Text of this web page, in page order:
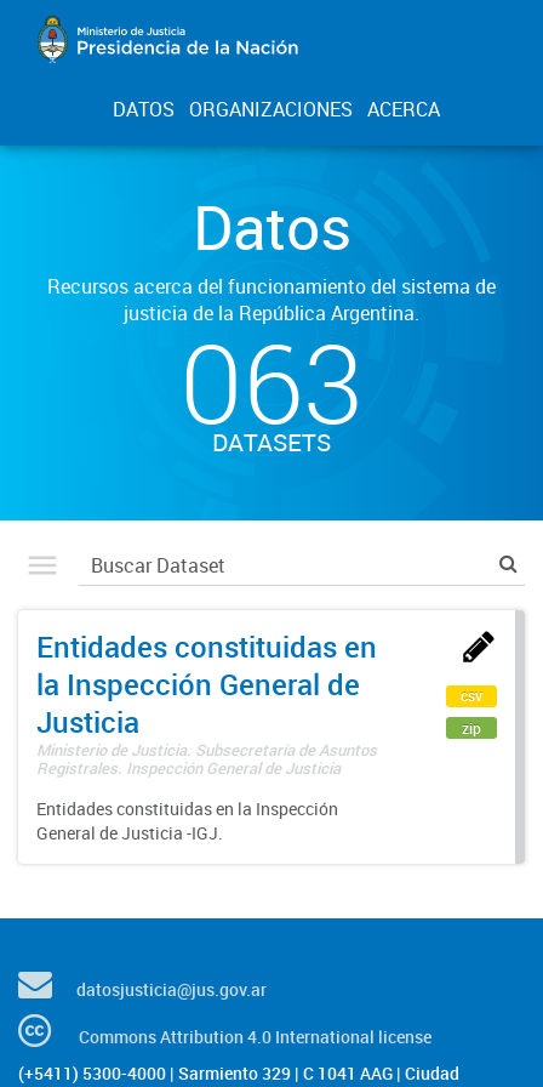
DATOS ORGANIZACIONES ACERCA
Datos
Recursos acerca del funcionamiento del sistema de
justicia de la República Argentina.
063
DATASETS
Entidades constituidas en
la Inspección General de
Justicia
Ministerio de Justicia. Subsecretaría de Asuntos
Registrales. Inspección General de Justicia
Entidades constituidas en la Inspección
General de Justicia -IGJ.
csv
zip
datosjusticia@jus.gov.ar
Commons Attribution 4.0 International license
(+5411) 5300-4000 | Sarmiento 329 | C 1041 AAG | Ciudad